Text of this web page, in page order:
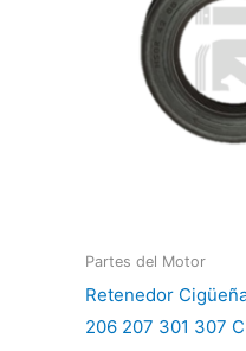
Partes del Motor
Retenedor
206 207 301 307